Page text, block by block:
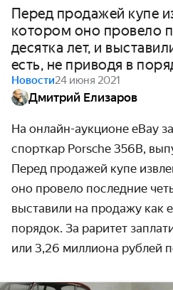
Перед продажей купе
котором оно провело
десятка лет, и
есть, не приводя в
Новости24 июня 2021
Дмитрий Елизаров
На онлайн-аукционе eBay
спорткар Porsche 356B,
Перед продажей купе
оно провело последние
выставили на продажу как
порядок. За раритет
или 3,26 миллиона рублей